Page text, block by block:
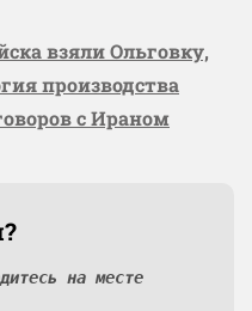
взяли Ольговку,
производства
с Ираном
на месте